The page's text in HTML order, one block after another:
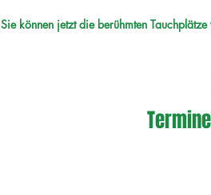
Sie können jetzt die berühmten